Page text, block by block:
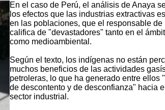
En el caso de Perú, el análisis de Anaya
los efectos que las industrias extractivas
en las poblaciones, que el responsable de
califica de "devastadores" tanto en el
como medioambiental.
Según el texto, los indígenas no están
muchos beneficios de las actividades
petroleras, lo que ha generado entre ellos
de descontento y de desconfianza" hacia
sector industrial.